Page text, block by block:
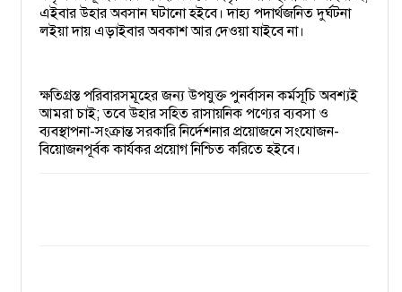
এইবার উহার অবসান ঘটানো হইবে। দাহ্য পদার্থজনিত দুর্ঘটনা
লইয়া দায় এড়াইবার অবকাশ আর দেওয়া যাইবে না।
ক্ষতিগ্রস্ত পরিবারসমূহের জন্য উপযুক্ত পুনর্বাসন কর্মসূচি অবশ্যই
আমরা চাই; তবে উহার সহিত রাসায়নিক পণ্যের ব্যবসা ও
ব্যবস্থাপনা-সংক্রান্ত সরকারি নির্দেশনার প্রয়োজনে সংযোজন-
বিয়োজনপূর্বক কার্যকর প্রয়োগ নিশ্চিত করিতে হইবে।